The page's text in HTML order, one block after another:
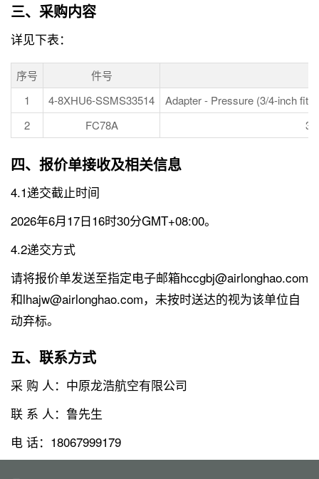
三、采购内容
详见下表：
序号
件号
1
4-8XHU6-SSMS33514
Adapter - Pressure (3/4-inch
2
FC78A 3/
四、报价单接收及相关信息
4.1递交截止时间
2026年6月17日16时30分GMT+08:00。
4.2递交方式
请将报价单发送至指定电子邮箱hccgbj@airlonghao.com
和lhajw@airlonghao.com，未按时送达的视为该单位自
动弃标。
五、联系方式
采 购 人：中原龙浩航空有限公司
联 系 人：鲁先生
电 话：18067999179